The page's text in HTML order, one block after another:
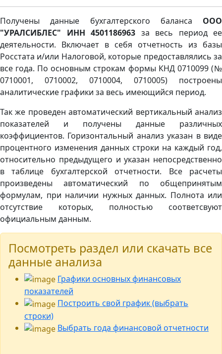
Получены данные бухгалтерского баланса ООО
"УРАЛСИБЛЕС" ИНН 4501186963 за весь период ее
деятельности. Включает в себя отчетность из базы
Росстата и/или Налоговой, которые предоставлялись за
все года. По основным строкам формы КНД 0710099 (№
0710001, 0710002, 0710004, 0710005) построены
аналитические графики за весь имеющийся период.
Так же проведен автоматический вертикальный анализ
показателей и получены данные различных
коэффициентов. Горизонтальный анализ указан в виде
процентного изменения данных строки на каждый год,
относительно предыдущего и указан непосредственно
в таблице бухгалтерской отчетности. Все расчеты
произведены автоматический по общепринятым
формулам, при наличии нужных данных. Полнота или
отсутствие которых, полностью соответсвуют
официальным данным.
Посмотреть раздел или скачать все
данные анализа
Графики основных финансовых
показателей
Построить свой график (выбрать
строки)
Выбрать года финансовой отчетности